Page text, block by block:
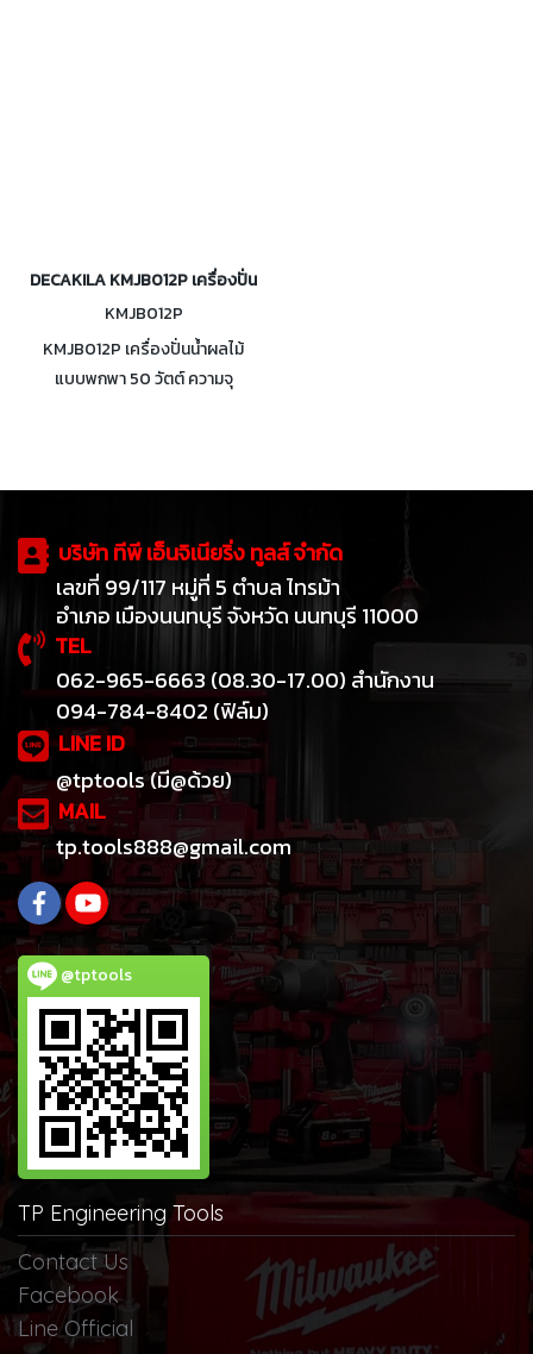
DECAKILA KMJB012P เครื่องปั่นแบบพกพา 50 วัตต์ (สีชมพู)
KMJB012P
KMJB012P เครื่องปั่นน้ำผลไม้
แบบพกพา 50 วัตต์ ความจุ
(สีชมพู)
บริษัท ทีพี เอ็นจิเนียริ่ง ทูลส์ จำกัด
เลขที่ 99/117 หมู่ที่ 5 ตำบล ไทรม้า
อำเภอ เมืองนนทบุรี จังหวัด นนทบุรี 11000
TEL
062-965-6663 (08.30-17.00) สำนักงาน
094-784-8402 (ฟิล์ม)
LINE ID
@tptools (มี@ด้วย)
MAIL
tp.tools888@gmail.com
@tptools
TP Engineering Tools
Contact Us
Facebook
Line Official